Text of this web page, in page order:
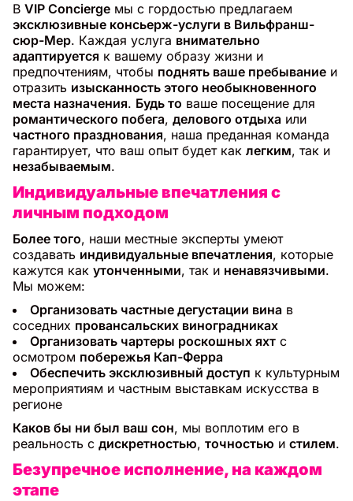
В VIP Concierge мы с гордостью предлагаем
эксклюзивные консьерж-услуги в Вильфранш-
сюр-Мер. Каждая услуга внимательно
адаптируется к вашему образу жизни и
предпочтениям, чтобы поднять ваше пребывание и
отразить изысканность этого необыкновенного
места назначения. Будь то ваше посещение для
романтического побега, делового отдыха или
частного празднования, наша преданная команда
гарантирует, что ваш опыт будет как легким, так и
незабываемым.
Индивидуальные впечатления с
личным подходом
Более того, наши местные эксперты умеют
создавать индивидуальные впечатления, которые
кажутся как утонченными, так и ненавязчивыми.
Мы можем:
Организовать частные дегустации вина в
соседних провансальских виноградниках
Организовать чартеры роскошных яхт с
осмотром побережья Кап-Ферра
Обеспечить эксклюзивный доступ к культурным
мероприятиям и частным выставкам искусства в
регионе
Каков бы ни был ваш сон, мы воплотим его в
реальность с дискретностью, точностью и стилем.
Безупречное исполнение, на каждом
этапе